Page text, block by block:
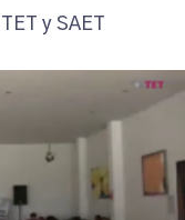
y SAET